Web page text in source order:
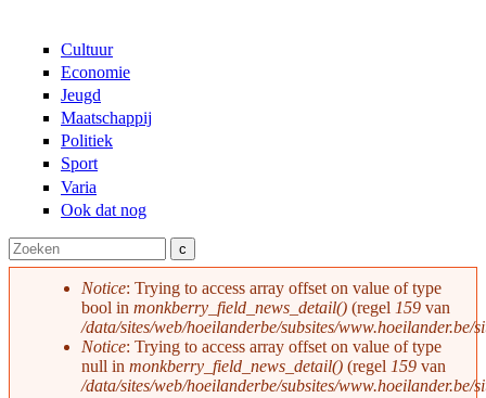
Cultuur
Economie
Jeugd
Maatschappij
Politiek
Sport
Varia
Ook dat nog
Zoekveld
Zoeken
Foutmelding
Notice: Trying to access array offset on value of type
bool in monkberry_field_news_detail() (regel 159 van
/data/sites/web/hoeilanderbe/subsites/
Notice: Trying to access array offset on value of type
null in monkberry_field_news_detail() (regel 159 van
/data/sites/web/hoeilanderbe/subsites/